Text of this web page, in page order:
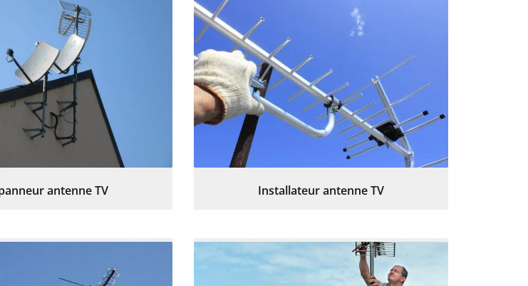
antenne TV Installateur antenne TV